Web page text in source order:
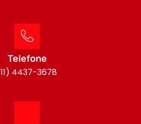
Telefone
4437-3678